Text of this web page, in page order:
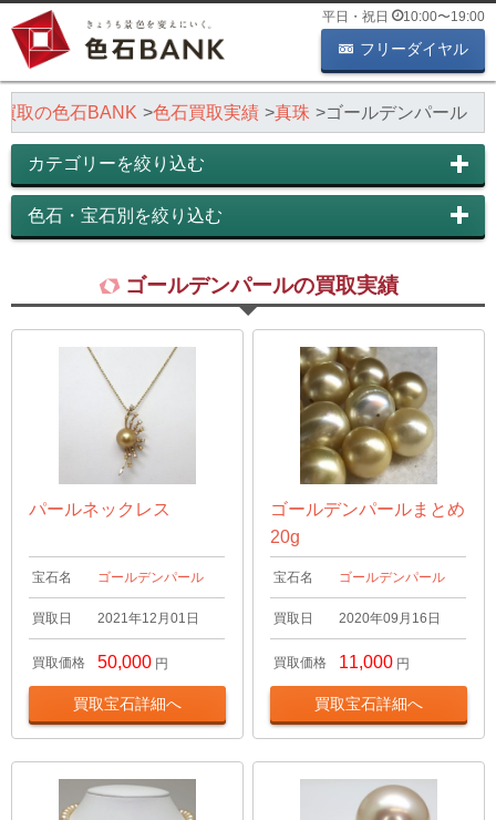
平日・祝日 10:00〜19:00
フリーダイヤル
取の色石BANK 色石買取実績 真珠 ゴールデンパール
カテゴリーを絞り込む
色石・宝石別を絞り込む
ゴールデンパールの買取実績
パールネックレス
宝石名 ゴールデンパール
買取日 2021年12月01日
買取価格 50,000 円
買取宝石詳細へ
ゴールデンパールまとめ
20g
宝石名 ゴールデンパール
買取日 2020年09月16日
買取価格 11,000 円
買取宝石詳細へ